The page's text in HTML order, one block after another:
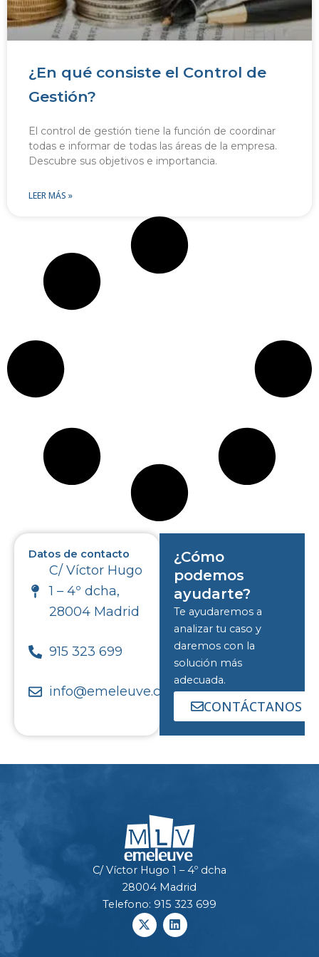
¿En qué consiste el Control de
Gestión?
El control de gestión tiene la función de coordinar
todas e informar de todas las áreas de la empresa.
Descubre sus objetivos e importancia.
LEER MÁS »
Datos de contacto
C/ Víctor Hugo
1 – 4º dcha,
28004 Madrid
915 323 699
info@emeleuve.com
¿Cómo
podemos
ayudarte?
Te ayudaremos a
analizar tu caso y
daremos con la
solución más
adecuada.
CONTÁCTANOS
C/ Víctor Hugo 1 – 4º dcha
28004 Madrid
Telefono: 915 323 699
X
-
t
L
i
n